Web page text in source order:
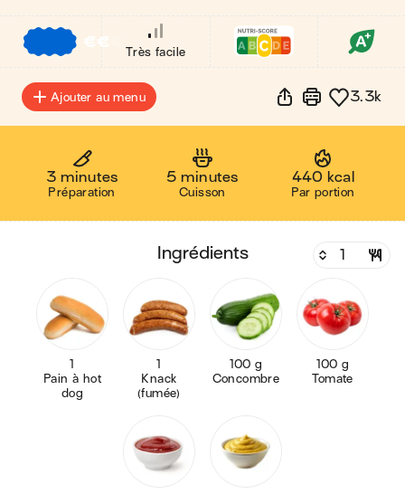
€€
Très facile
Ajouter au menu 3.3k
3 minutes
Préparation
5 minutes
Cuisson
440 kcal
Par portion
ingrédients
1
Pain à hot
dog
1
Knack
(fumée)
100 g
Concombre
100 g
Tomate